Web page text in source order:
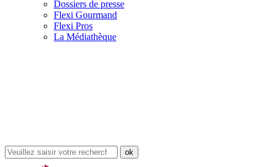
Dossiers de presse
Flexi Gourmand
Flexi Pros
La Médiathèque
Rechercher
dans